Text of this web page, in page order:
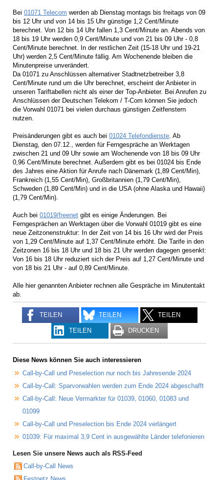
Bei 01071 Telecom werden ab Dienstag montags bis freitags von 09
bis 12 Uhr und von 14 bis 15 Uhr günstige 1,2 Cent/Minute
berechnet. Von 12 bis 14 Uhr fallen 1,3 Cent/Minute an. Abends von
18 bis 19 Uhr werden 0,9 Cent/Minute und von 21 bis 09 Uhr - 0,8
Cent/Minute berechnet. In der restlichen Zeit (15-18 Uhr und 19-21
Uhr) werden 2,5 Cent/Minute fällig. Am Wochenende bleiben die
Minutenpreise unverändert.
Da 01071 zu Anschlüssen alternativer Stadtnetzbetreiber 3,8
Cent/Minute rund um die Uhr berechnet, erscheint der Anbieter in
unseren Tariftabellen nicht als einer der Top-Anbieter. Bei Anrufen zu
Anschlüssen der Deutschen Telekom / T-Com können Sie jedoch
die Vorwahl 01071 bei vielen durchaus günstigen Zeitfenstern
nutzen.
Preisänderungen gibt es auch bei 01024 Telefondienste . Ab
Dienstag, den 07.12., werden für Ferngespräche an Werktagen
zwischen 21 und 09 Uhr sowie am Wochenende von 18 bis 09 Uhr
0,96 Cent/Minute berechnet. Außerdem gibt es bei 01024 bis Ende
des Jahres eine Aktion für Anrufe nach Dänemark (1,89 Cent/Min),
Frankreich (1,55 Cent/Min), Großbritannien (1,79 Cent/Min),
Schweden (1,89 Cent/Min) und in die USA (ohne Alaska und Hawaii)
(1,79 Cent/Min).
Auch bei 01019/freenet gibt es einige Änderungen. Bei
Ferngesprächen an Werktagen über die Vorwahl 01019 gibt es eine
neue Zeitzonenstruktur: In der Zeit von 14 bis 16 Uhr wird der Preis
von 1,29 Cent/Minute auf 1,37 Cent/Minute erhöht. Die Tarife in den
Zeitzonen 16 bis 18 Uhr und 18 bis 21 Uhr werden dagegen gesenkt:
Von 16 bis 18 Uhr reduziert sich der Preis auf 1,27 Cent/Minute und
von 18 bis 21 Uhr - auf 0,89 Cent/Minute.
Alle hier genannten Anbieter rechnen alle Gespräche im Minutentakt
ab.
TEILEN TEILEN TEILEN
TEILEN DRUCKEN
Diese News können Sie auch interessieren
Call-by-Call und Preselection nur noch bis Jahresende 2024
Call-by-Call: Sparvorwahlen werden zum Ende 2024 abgeschafft
Call-by-Call: Neue Vermarkter für 01039, 01060, 01083 und
01099
Call-by-Call und Preselection bis Ende 2024 verlängert
01039: Für maximal 3,9 Cent in ausgewählte Länder telefonieren
Lesen Sie unsere News auch als RSS-Feed
Call-by-Call News